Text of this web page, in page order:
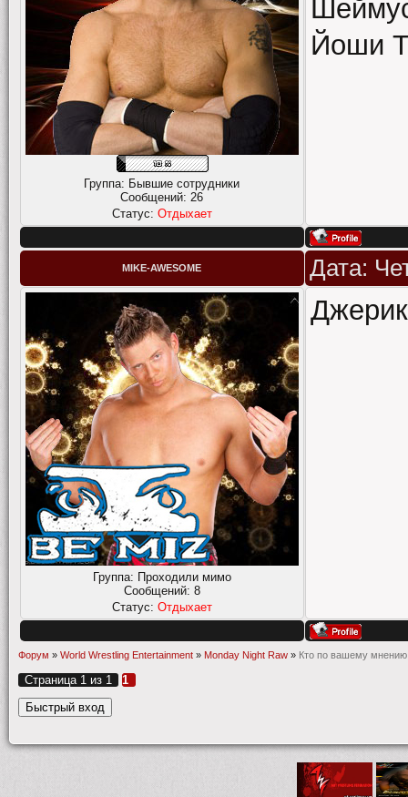
Группа: Бывшие сотрудники
Сообщений:26
Статус: Отдыхает
Йоши
MIKE-AWESOME Дата:
Группа: Проходили мимо
Сообщений: 8
Статус: Отдыхает
Форум » World Wrestling Entertainment » Monday Night Raw » Кто по вашему мнению
Страница 1 из 1 1